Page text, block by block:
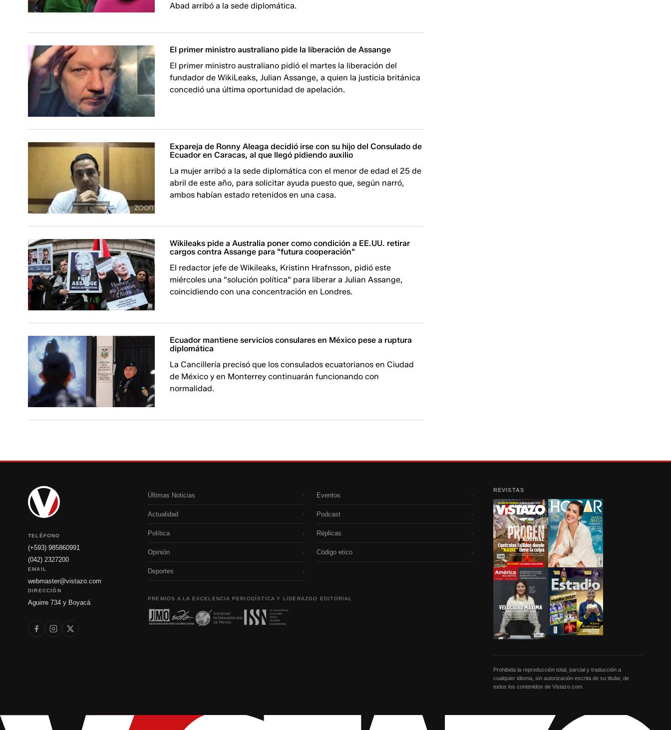
Abad arribó a la sede diplomática.
El primer ministro australiano pide la liberación de Assange
El primer ministro australiano pidió el martes la liberación del
fundador de WikiLeaks, Julian Assange, a quien la justicia británica
concedió una última oportunidad de apelación.
Expareja de Ronny Aleaga decidió irse con su hijo del Consulado de
Ecuador en Caracas, al que llegó pidiendo auxilio
La mujer arribó a la sede diplomática con el menor de edad el 25 de
abril de este año, para solicitar ayuda puesto que, según narró,
ambos habían estado retenidos en una casa.
Wikileaks pide a Australia poner como condición a EE.UU. retirar
cargos contra Assange para "futura cooperación"
El redactor jefe de Wikileaks, Kristinn Hrafnsson, pidió este
miércoles una "solución política" para liberar a Julian Assange,
coincidiendo con una concentración en Londres.
Ecuador mantiene servicios consulares en México pese a ruptura
diplomática
La Cancillería precisó que los consulados ecuatorianos en Ciudad
de México y en Monterrey continuarán funcionando con
normalidad.
TELÉFONO
(+593) 985860991
(042) 2327200
EMAIL
webmaster@vistazo.com
DIRECCIÓN
Aguirre 734 y Boyacá
Últimas Noticias ›
Actualidad ›
Política ›
Opinión ›
Deportes ›
Eventos ›
Podcast ›
Réplicas ›
Código etico ›
PREMIOS A LA EXCELENCIA PERIODÍSTICA Y LIDERAZGO EDITORIAL
REVISTAS
Prohibida la reproducción total, parcial y traducción a
cualquier idioma, sin autorización escrita de su titular, de
todos los contenidos de Vistazo.com.